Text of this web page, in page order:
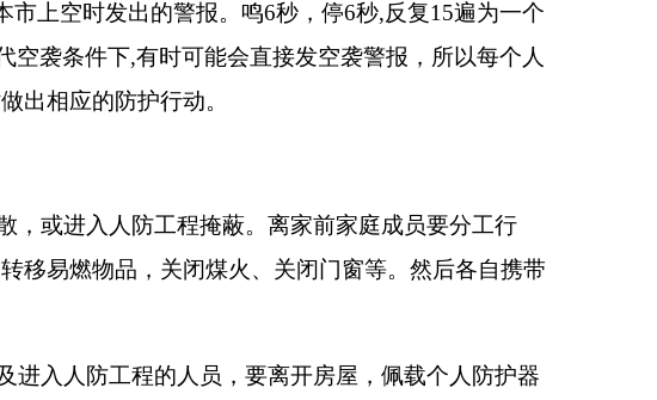
市上空时发出的警报。鸣6秒，停6秒,反复15遍为一个
空袭条件下,有时可能会直接发空袭警报，所以每个人
出相应的防护行动。
，或进入人防工程掩蔽。离家前家庭成员要分工行
移易燃物品，关闭煤火、关闭门窗等。然后各自携带
进入人防工程的人员，要离开房屋，佩载个人防护器